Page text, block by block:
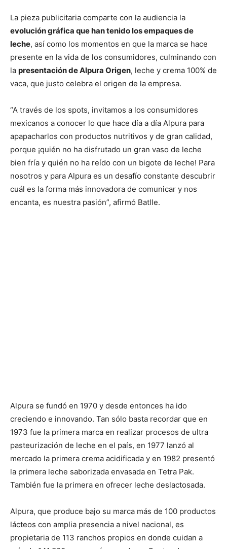
La pieza publicitaria comparte con la audiencia la
evolución gráfica que han tenido los empaques de
leche, así como los momentos en que la marca se hace
presente en la vida de los consumidores, culminando con
la presentación de Alpura Origen, leche y crema 100% de
vaca, que justo celebra el origen de la empresa.
“A través de los spots, invitamos a los consumidores
mexicanos a conocer lo que hace día a día Alpura para
apapacharlos con productos nutritivos y de gran calidad,
porque ¡quién no ha disfrutado un gran vaso de leche
bien fría y quién no ha reído con un bigote de leche! Para
nosotros y para Alpura es un desafío constante descubrir
cuál es la forma más innovadora de comunicar y nos
encanta, es nuestra pasión”, afirmó Batlle.
Alpura se fundó en 1970 y desde entonces ha ido
creciendo e innovando. Tan sólo basta recordar que en
1973 fue la primera marca en realizar procesos de ultra
pasteurización de leche en el país, en 1977 lanzó al
mercado la primera crema acidificada y en 1982 presentó
la primera leche saborizada envasada en Tetra Pak.
También fue la primera en ofrecer leche deslactosada.
Alpura, que produce bajo su marca más de 100 productos
lácteos con amplia presencia a nivel nacional, es
propietaria de 113 ranchos propios en donde cuidan a